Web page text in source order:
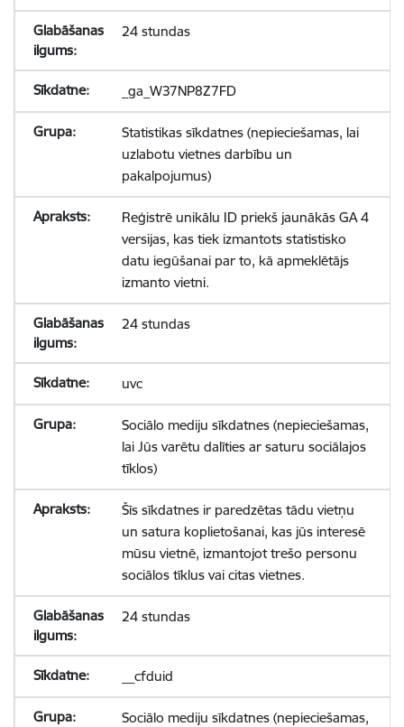
24 stundas
_ga_W37NP8Z7FD
Statistikas sīkdatnes (nepieciešamas, lai
uzlabotu vietnes darbību un
pakalpojumus)
Reģistrē unikālu ID priekš jaunākās GA 4
versijas, kas tiek izmantots statistisko
datu iegūšanai par to, kā apmeklētājs
izmanto vietni.
24 stundas
uvc
Sociālo mediju sīkdatnes (nepieciešamas,
lai Jūs varētu dalīties ar saturu sociālajos
tīklos)
Šīs sīkdatnes ir paredzētas tādu vietņu
un satura koplietošanai, kas jūs interesē
mūsu vietnē, izmantojot trešo personu
sociālos tīklus vai citas vietnes.
24 stundas
__cfduid
Sociālo mediju sīkdatnes (nepieciešamas,